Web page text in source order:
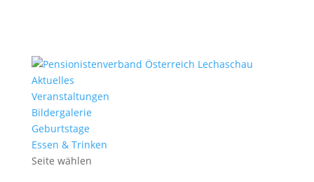
Aktuelles
Veranstaltungen
Bildergalerie
Geburtstage
Essen & Trinken
Seite wählen